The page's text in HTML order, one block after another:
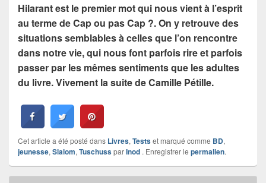
Hilarant est le premier mot qui nous vient à l’esprit
au terme de Cap ou pas Cap ?. On y retrouve des
situations semblables à celles que l’on rencontre
dans notre vie, qui nous font parfois rire et parfois
passer par les mêmes sentiments que les adultes
du livre. Vivement la suite de Camille Pétille.
Cet article a été posté dans Livres, Testset marqué comme BD,
jeunesse, Slalom, TuschussparInod . Enregistrer le permalien.